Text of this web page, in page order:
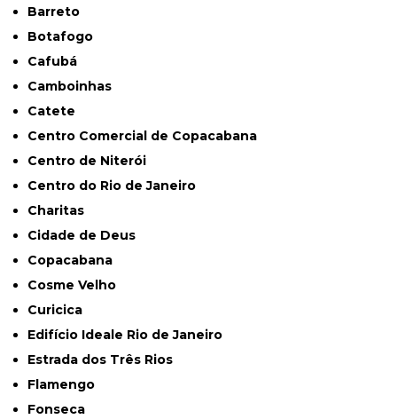
Barreto
Botafogo
Cafubá
Camboinhas
Catete
Centro Comercial de Copacabana
Centro de Niterói
Centro do Rio de Janeiro
Charitas
Cidade de Deus
Copacabana
Cosme Velho
Curicica
Edifício Ideale Rio de Janeiro
Estrada dos Três Rios
Flamengo
Fonseca